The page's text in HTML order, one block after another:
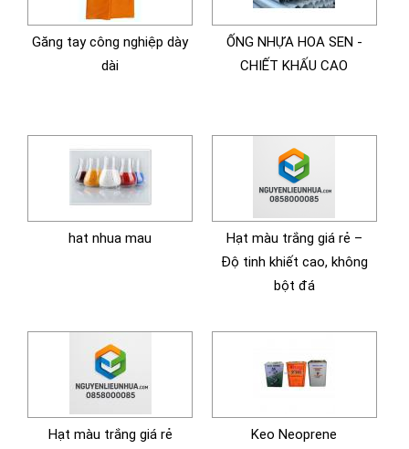
Găng tay công nghiệp dày
dài
ỐNG NHỰA HOA SEN -
CHIẾT KHẤU CAO
hat nhua mau
Hạt màu trắng giá rẻ –
Độ tinh khiết cao, không
bột đá
Hạt màu trắng giá rẻ
Keo Neoprene